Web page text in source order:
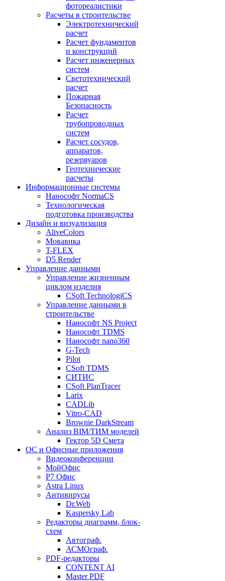
фотореалистики
Расчеты в строительстве
Электротехнический
расчет
Расчет фундаментов
и конструкций
Расчет инженерных
систем
Светотехнический
расчет
Пожарная
Безопасность
Расчет
трубопроводных
систем
Расчет сосудов,
аппаратов,
резервуаров
Геотехнические
расчеты
Информационные системы
Нанософт NormaCS
Технологическая
подготовка производства
Дизайн и визуализация
AliveColors
Мовавика
T-FLEX
D5 Render
Управление данными
Управление жизненным
циклом изделия
CSoft TechnologiCS
Управление данными в
строительстве
Нанософт NS Project
Нанософт TDMS
Нанософт nano360
G-Tech
Pilot
CSoft TDMS
СИТИС
CSoft PlanTracer
Larix
CADLib
Vitro-CAD
Brownie DarkStream
Анализ BIM/ТИМ моделей
Гектор 5D Смета
ОС и Офисные приложения
Видеоконференции
МойОфис
P7 Офис
Astra Linux
Антивирусы
Dr.Web
Kaspersky Lab
Редакторы диаграмм, блок-
схем
Автограф.
АСМОграф.
PDF-редакторы
CONTENT AI
Master PDF